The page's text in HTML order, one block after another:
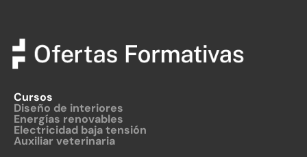
Cursos
Diseño de interiores
Energías renovables
Electricidad baja tensión
Auxiliar veterinaria